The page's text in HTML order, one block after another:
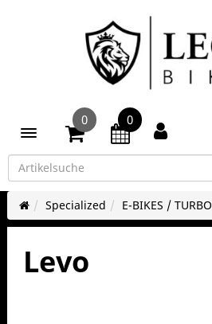
Toggle navigation
0 0
Specialized E-BIKES / TURBO
Levo